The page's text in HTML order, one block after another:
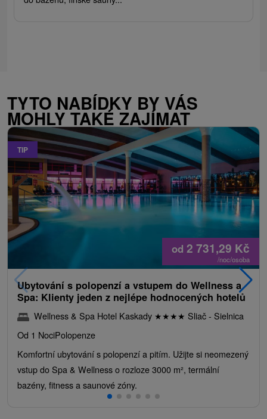
TYTO NABÍDKY BY VÁS
MOHLY TAKÉ ZAJÍMAT
TIP
od 2 731,29 Kč
/noc/osoba
Ubytování s polopenzí a vstupem do Wellness a
Spa: Klienty jeden z nejlépe hodnocených hotelů
Wellness & Spa Hotel Kaskady ★★★★ Sliač - Sielnica
Od 1 NociPolopenze
Komfortní ubytování s polopenzí a pitím. Užijte si neomezený
vstup do Spa & Wellness o rozloze 3000 m², termální
bazény, fitness a saunové zóny.